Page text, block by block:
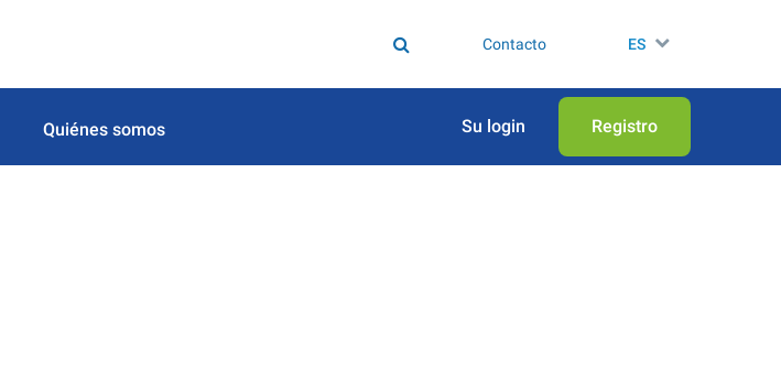
Contacto ES
Quiénes somos Su login Registro